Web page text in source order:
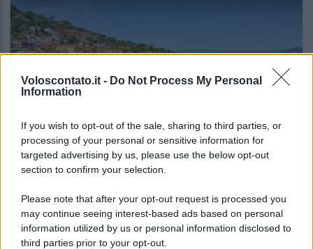
Voloscontato.it - Do Not Process My Personal
Information
If you wish to opt-out of the sale, sharing to third parties, or
processing of your personal or sensitive information for
targeted advertising by us, please use the below opt-out
section to confirm your selection.
Please note that after your opt-out request is processed you
may continue seeing interest-based ads based on personal
information utilized by us or personal information disclosed to
third parties prior to your opt-out.
SAGRE ED EVENTI
Palio Marinaro dell’Argentario 2026: tutte le
news!
Lo sapevi che...